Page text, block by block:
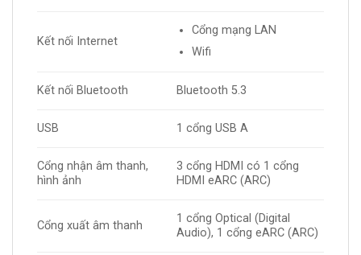
Kết nối Internet
Cổng mạng LAN
Wifi
Kết nối Bluetooth Bluetooth 5.3
USB 1 cổng USB A
Cổng nhận âm thanh,
hình ảnh
3 cổng HDMI có 1 cổng
HDMI eARC (ARC)
Cổng xuất âm thanh
1 cổng Optical (Digital
Audio), 1 cổng eARC (ARC)